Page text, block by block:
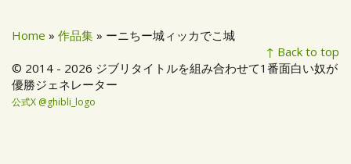
Home » 作品集 » ーニちー城ィッカでこ城
↑ Back to top
© 2014 - 2026 ジブリタイトルを組み合わせて1番面白い奴が
優勝ジェネレーター
公式X @ghibli_logo